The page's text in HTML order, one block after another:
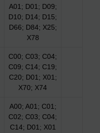
A01; D01; D09;
D10; D14; D15;
D66; D84; X25;
X78
C00; C03; C04;
C09; C14; C19;
C20; D01; X01;
X70; X74
A00; A01; C01;
C02; C03; C04;
C14; D01; X01